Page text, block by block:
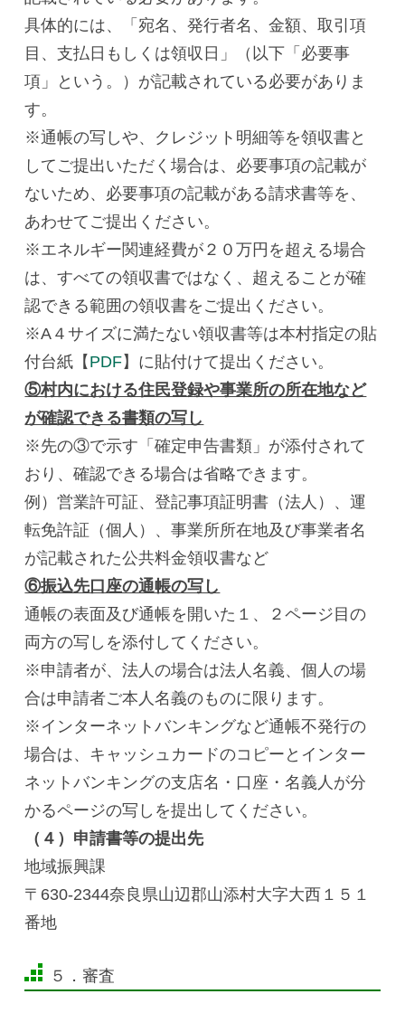
具体的には、「宛名、発行者名、金額、取引項
目、支払日もしくは領収日」（以下「必要事
項」という。）が記載されている必要がありま
す。
※通帳の写しや、クレジット明細等を領収書と
してご提出いただく場合は、必要事項の記載が
ないため、必要事項の記載がある請求書等を、
あわせてご提出ください。
※エネルギー関連経費が２０万円を超える場合
は、すべての領収書ではなく、超えることが確
認できる範囲の領収書をご提出ください。
※A４サイズに満たない領収書等は本村指定の貼
付台紙【PDF】に貼付けて提出ください。
⑤村内における住民登録や事業所の所在地など
が確認できる書類の写し
※先の③で示す「確定申告書類」が添付されて
おり、確認できる場合は省略できます。
例）営業許可証、登記事項証明書（法人）、運
転免許証（個人）、事業所所在地及び事業者名
が記載された公共料金領収書など
⑥振込先口座の通帳の写し
通帳の表面及び通帳を開いた１、２ページ目の
両方の写しを添付してください。
※申請者が、法人の場合は法人名義、個人の場
合は申請者ご本人名義のものに限ります。
※インターネットバンキングなど通帳不発行の
場合は、キャッシュカードのコピーとインター
ネットバンキングの支店名・口座・名義人が分
かるページの写しを提出してください。
（４）申請書等の提出先
地域振興課
〒630-2344奈良県山辺郡山添村大字大西１５１
番地
５．審査